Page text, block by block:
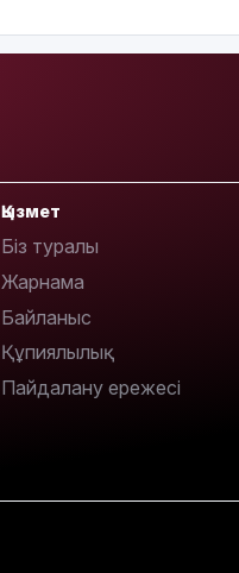
Қызмет
Біз туралы
Жарнама
Байланыс
Құпиялылық
Пайдалану ережесі